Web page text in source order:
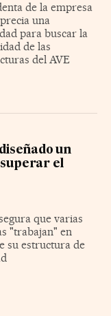
de la empresa
una
para buscar la
de las
del AVE
un
superar el
que varias
"trabajan" en
su estructura de